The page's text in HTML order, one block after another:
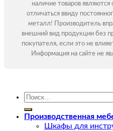
наличие товаров
отличаться ввиду
металл! Производитель
внешний вид продукции без
покупателя, если это не
Информация на сайте не
Искать:
Производственная
Шкафы для